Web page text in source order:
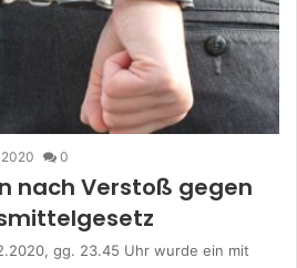
0
nach Verstoß gegen
gg. 23.45 Uhr wurde ein mit